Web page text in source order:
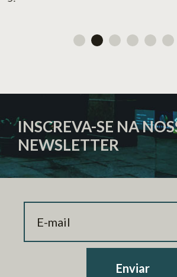
INSCREVA-SE NA
NEWSLETTER
Enviar